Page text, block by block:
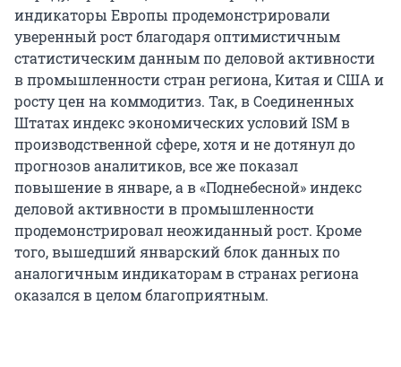
индикаторы Европы продемонстрировали
уверенный рост благодаря оптимистичным
статистическим данным по деловой активности
в промышленности стран региона, Китая и США и
росту цен на коммодитиз. Так, в Соединенных
Штатах индекс экономических условий ISM в
производственной сфере, хотя и не дотянул до
прогнозов аналитиков, все же показал
повышение в январе, а в «Поднебесной» индекс
деловой активности в промышленности
продемонстрировал неожиданный рост. Кроме
того, вышедший январский блок данных по
аналогичным индикаторам в странах региона
оказался в целом благоприятным.